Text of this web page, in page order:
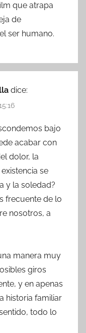
que atrapa
de
ser humano.
dice:
bajo
acabar con
dolor, la
se
y la soledad?
frecuente de lo
nosotros, a
manera muy
giros
y en apenas
historia familiar
todo lo